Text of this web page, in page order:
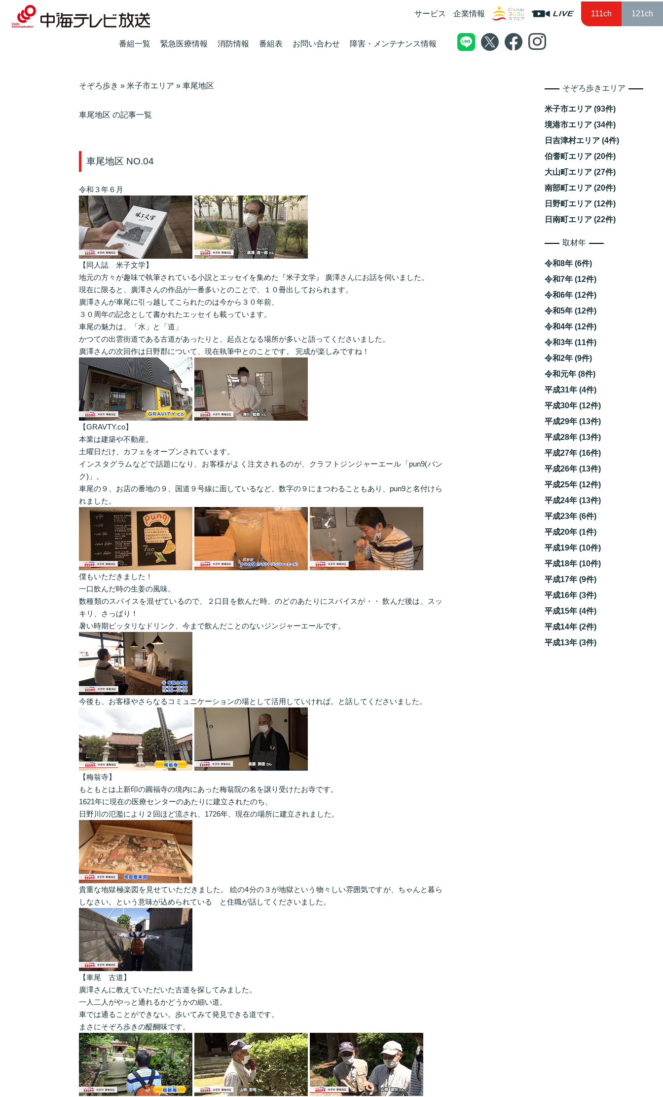
サービス 企業情報 111ch 121ch
番組一覧 緊急医療情報 消防情報 番組表 お問い合わせ 障害・メンテナンス情報
そぞろ歩き » 米子市エリア » 車尾地区
車尾地区 の記事一覧
車尾地区 NO.04
令和３年６月
【同人誌 米子文学】
地元の方々が趣味で執筆されている小説とエッセイを集めた『米子文学』 廣澤さんにお話を伺いました。
現在に限ると、廣澤さんの作品が一番多いとのことで、１０冊出しておられます。
廣澤さんが車尾に引っ越してこられたのは今から３０年前、
３０周年の記念として書かれたエッセイも載っています。
車尾の魅力は、「水」と「道」
かつての出雲街道である古道があったりと、起点となる場所が多いと語ってくださいました。
廣澤さんの次回作は日野郡について、現在執筆中とのことです。 完成が楽しみですね！
【GRAVTY.co】
本業は建築や不動産。
土曜日だけ、カフェをオープンされています。
インスタグラムなどで話題になり、お客様がよく注文されるのが、クラフトジンジャーエール「pun9(パン
ク)」。
車尾の９、お店の番地の９、国道９号線に面しているなど、数字の９にまつわることもあり、pun9と名付けら
れました。
僕もいただきました！
一口飲んだ時の生姜の風味。
数種類のスパイスを混ぜているので、２口目を飲んだ時、のどのあたりにスパイスが・・ 飲んだ後は、スッ
キリ、さっぱり！
暑い時期ピッタリなドリンク、今まで飲んだことのないジンジャーエールです。
今後も、お客様やさらなるコミュニケーションの場として活用していければ。と話してくださいました。
【梅翁寺】
もともとは上新印の圓福寺の境内にあった梅翁院の名を譲り受けたお寺です。
1621年に現在の医療センターのあたりに建立されたのち、
日野川の氾濫により２回ほど流され、1726年、現在の場所に建立されました。
貴重な地獄極楽図を見せていただきました。 絵の4分の３が地獄という物々しい雰囲気ですが、ちゃんと暮ら
しなさい。という意味が込められている と住職が話してくださいました。
【車尾 古道】
廣澤さんに教えていただいた古道を探してみました。
一人二人がやっと通れるかどうかの細い道。
車では通ることができない。歩いてみて発見できる道です。
まさにそぞろ歩きの醍醐味です。
そぞろ歩きエリア
米子市エリア (93件)
境港市エリア (34件)
日吉津村エリア (4件)
伯耆町エリア (20件)
大山町エリア (27件)
南部町エリア (20件)
日野町エリア (12件)
日南町エリア (22件)
取材年
令和8年 (6件)
令和7年 (12件)
令和6年 (12件)
令和5年 (12件)
令和4年 (12件)
令和3年 (11件)
令和2年 (9件)
令和元年 (8件)
平成31年 (4件)
平成30年 (12件)
平成29年 (13件)
平成28年 (13件)
平成27年 (16件)
平成26年 (13件)
平成25年 (12件)
平成24年 (13件)
平成23年 (6件)
平成20年 (1件)
平成19年 (10件)
平成18年 (10件)
平成17年 (9件)
平成16年 (3件)
平成15年 (4件)
平成14年 (2件)
平成13年 (3件)